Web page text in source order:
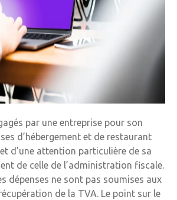
par une entreprise pour son
d’hébergement et de restaurant
d’une attention particulière de sa
de celle de l’administration fiscale.
dépenses ne sont pas soumises aux
de la TVA. Le point sur le